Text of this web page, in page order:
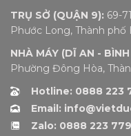
TRỤ SỞ (QUẬN 9): 69-
Phước Long, Thành phố
NHÀ MÁY (DĨ AN -
Phường Đông Hòa,
Hotline: 0888 223
Email:
Zalo: 0888 223 779